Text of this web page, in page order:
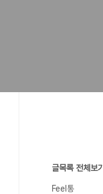
글목록 전체보기
Feel통